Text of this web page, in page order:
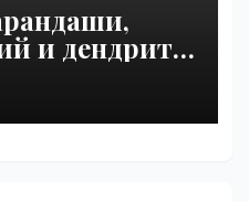
и дендриты